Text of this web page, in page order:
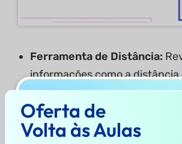
Ferramenta de Distância:
informações como a distância
especificada, detalhes dos
proporção da escala e precisão
informações oferecidas.
Oferta de
Volta às Aulas